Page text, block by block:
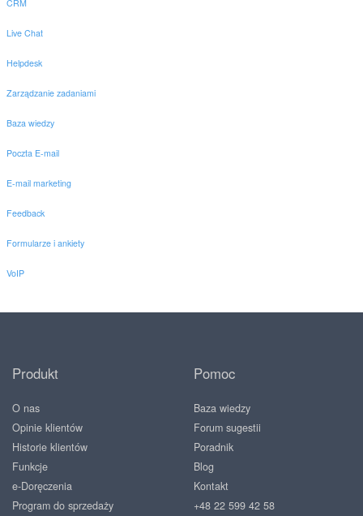
CRM
Live Chat
Helpdesk
Zarządzanie zadaniami
Baza wiedzy
Poczta E-mail
E-mail marketing
Feedback
Formularze i ankiety
VoIP
Produkt
O nas
Opinie klientów
Historie klientów
Funkcje
e-Doręczenia
Program do sprzedaży
Pomoc
Baza wiedzy
Forum sugestii
Poradnik
Blog
Kontakt
+48 22 599 42 58